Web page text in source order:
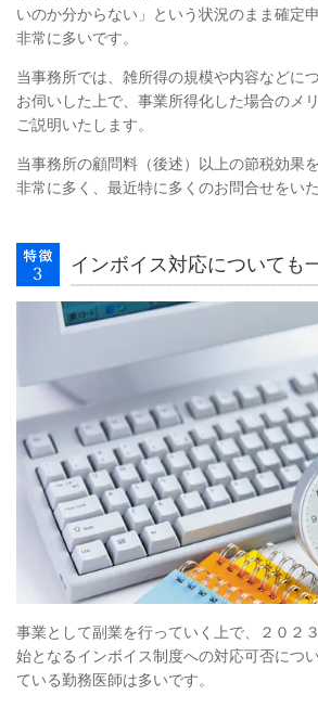
いのか分からない」という状況のまま確定
非常に多いです。
当事務所では、雑所得の規模や内容などに
お伺いした上で、事業所得化した場合のメ
ご説明いたします。
当事務所の顧問料（後述）以上の節税効果
非常に多く、最近特に多くのお問合せをい
インボイス対応についても
事業として副業を行っていく上で、２０２
始となるインボイス制度への対応可否につ
ている勤務医師は多いです。